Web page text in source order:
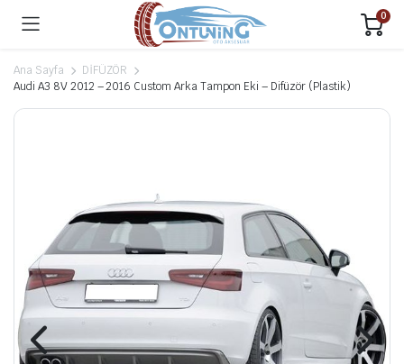
0
Ana Sayfa
DİFÜZÖR
Audi A3 8V 2012 – 2016 Custom Arka Tampon Eki – Difüzör (Plastik)